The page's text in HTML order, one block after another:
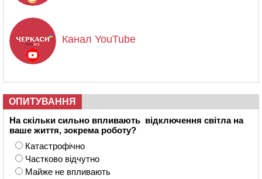
Канал YouTube
ОПИТУВАННЯ
На скільки сильно впливають відключення світла на
ваше життя, зокрема роботу?
Катастрофічно
Частково відчутно
Майже не впливають